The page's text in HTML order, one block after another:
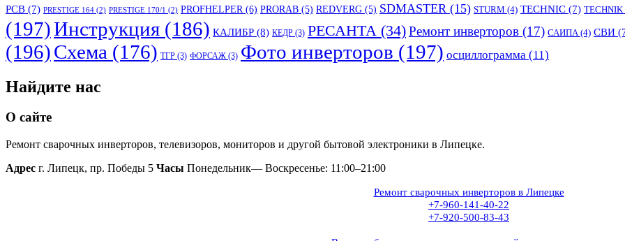
PCB (7) PRESTIGE 164 (2) PRESTIGE 170/1 (2) PROFHELPER (6) PRORAB (5) REDVERG (5) SDMASTER (15) STURM (4) TECHNIC (7) TECHNIK
(197)Инструкция (186) КАЛИБР (8) КЕДР (3) РЕСАНТА (34)Ремонт инверторов (17) САИПА (4) СВИ
(196)Схема (176) ТГР (3) ФОРСАЖ (3) Фото инверторов (197) осциллограмма (11)
Найдите нас
О сайте
Ремонт сварочных инверторов, телевизоров, мониторов и другой бытовой электроники в Липецке.
Адрес г. Липецк, пр. Победы 5 Часы Понедельник— Воскресенье: 11:00–21:00
Ремонт сварочных инверторов в Липецке
+7-960-141-40-22
+7-920-500-83-43